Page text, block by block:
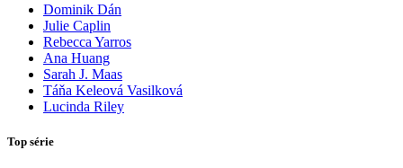
Dominik Dán
Julie Caplin
Rebecca Yarros
Ana Huang
Sarah J. Maas
Táňa Keleová Vasilková
Lucinda Riley
Top série